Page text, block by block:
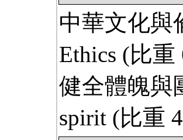
中華文化與
Ethics (比重
健全體魄與
spirit (比重